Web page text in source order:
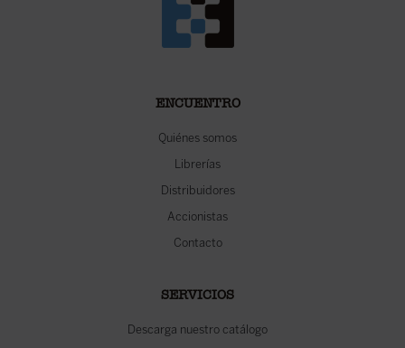
ENCUENTRO
Quiénes somos
Librerías
Distribuidores
Accionistas
Contacto
SERVICIOS
Descarga nuestro catálogo